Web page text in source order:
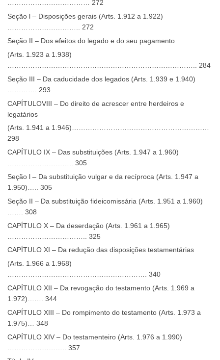
……………………………… 272
Seção l – Disposições gerais (Arts. 1.912 a 1.922)
………………………….. 272
Seção II – Dos efeitos do legado e do seu pagamento
(Arts. 1.923 a 1.938)
……………………………………………………………………….. 284
Seção III – Da caducidade dos legados (Arts. 1.939 e 1.940)
…………. 293
CAPÍTULOVIII – Do direito de acrescer entre herdeiros e
legatários
(Arts. 1.941 a 1.946)……………………………………………………
298
CAPÍTULO IX – Das substituições (Arts. 1.947 a 1.960)
……………………….. 305
Seção l – Da substituição vulgar e da recíproca (Arts. 1.947 a
1.950)….. 305
Seção II – Da substituição fideicomissária (Arts. 1.951 a 1.960)
……. 308
CAPÍTULO X – Da deserdação (Arts. 1.961 a 1.965)
…………………………….. 325
CAPÍTULO XI – Da redução das disposições testamentárias
(Arts. 1.966 a 1.968)
……………………………………………………. 340
CAPÍTULO XII – Da revogação do testamento (Arts. 1.969 a
1.972)……. 344
CAPÍTULO XIII – Do rompimento do testamento (Arts. 1.973 a
1.975)… 348
CAPÍTULO XIV – Do testamenteiro (Arts. 1.976 a 1.990)
…………………….. 357